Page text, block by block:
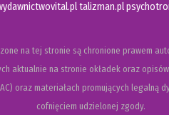
talizman.pl
na tej stronie są chronione prawem
aktualnie na stronie okładek oraz
oraz materiałach promujących legalną
cofnięciem udzielonej zgody.